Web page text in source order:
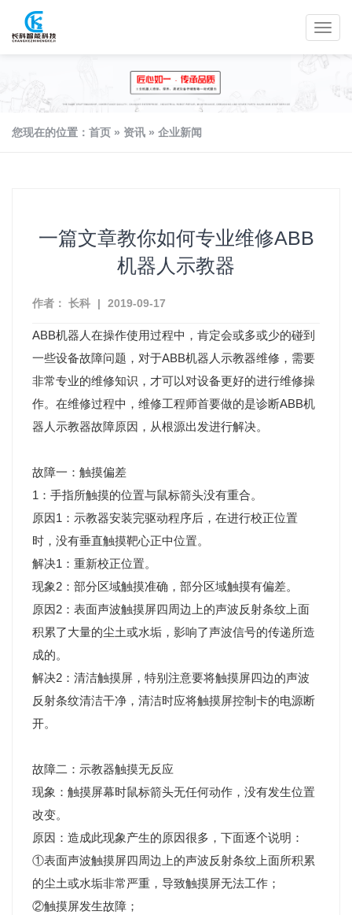
您现在的位置： 首页 » 资讯 » 企业新闻
一篇文章教你如何专业维修ABB
机器人示教器
作者： 长科 | 2019-09-17
ABB机器人在操作使用过程中，肯定会或多或少的碰到
一些设备故障问题，对于ABB机器人示教器维修 ，需要
非常专业的维修知识，才可以对设备更好的进行维修操
作。在维修过程中，维修工程师首要做的是诊断ABB机
器人示教器故障原因，从根源出发进行解决。
故障一：触摸偏差
1：手指所触摸的位置与鼠标箭头没有重合。
原因1：示教器安装完驱动程序后，在进行校正位置
时，没有垂直触摸靶心正中位置。
解决1：重新校正位置。
现象2：部分区域触摸准确，部分区域触摸有偏差。
原因2：表面声波触摸屏四周边上的声波反射条纹上面
积累了大量的尘土或水垢，影响了声波信号的传递所造
成的。
解决2：清洁触摸屏，特别注意要将触摸屏四边的声波
反射条纹清洁干净，清洁时应将触摸屏控制卡的电源断
开。
故障二：示教器触摸无反应
现象：触摸屏幕时鼠标箭头无任何动作，没有发生位置
改变。
原因：造成此现象产生的原因很多，下面逐个说明：
①表面声波触摸屏四周边上的声波反射条纹上面所积累
的尘土或水垢非常严重，导致触摸屏无法工作；
②触摸屏发生故障；